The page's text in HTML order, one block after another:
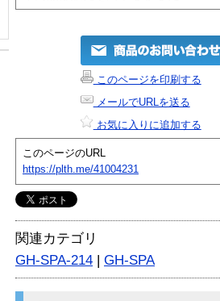
このページを印刷する
メールでURLを送る
お気に入りに追加する
このページのURL
https://plth.me/41004231
関連カテゴリ
GH-SPA-214 | GH-SPA